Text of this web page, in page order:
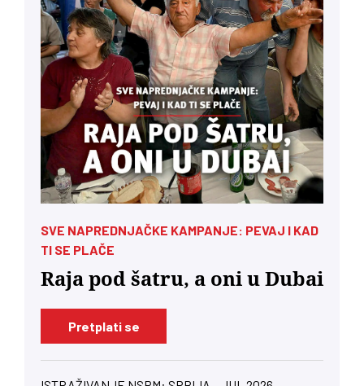
SVE NAPREDNJAČKE KAMPANJE: PEVAJ I KAD
TI SE PLAČE
Raja pod šatru, a oni u Dubai
Pretplati se